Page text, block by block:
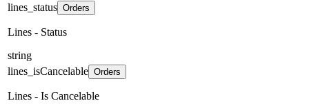
lines_status Orders
Lines - Status
string
lines_isCancelable Orders
Lines - Is Cancelable